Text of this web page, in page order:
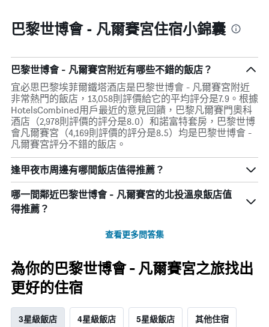
巴黎世博會 - 凡爾賽宮住宿小錦囊
巴黎世博會 - 凡爾賽宮附近有哪些不錯的飯店？
宜必思巴黎埃菲爾鐵塔酒店是巴黎世博會 - 凡爾賽宮附近
非常熱門的飯店，13,058則評價給它的平均評分是7.9。根據
HotelsCombined用戶最近的意見回饋，巴黎凡爾賽門奧科
酒店（2,978則評價的評分是8.0）和諾富特套房，巴黎世博
會凡爾賽宮（4,169則評價的評分是8.5）均是巴黎世博會 -
凡爾賽宮評分不錯的飯店。
逢甲夜市周邊有哪間飯店值得推薦？
哪一間鄰近巴黎世博會 - 凡爾賽宮的北投溫泉飯店值
得推薦？
查看更多問答集
為你的巴黎世博會 - 凡爾賽宮之旅找出
更好的住宿
3星級飯店 4星級飯店 5星級飯店 其他住宿